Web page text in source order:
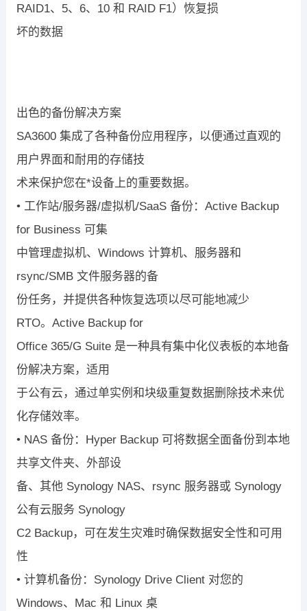
RAID1、 5、 6、 10 和 RAID F1）恢复损
坏的数据
出色的备份解决方案
SA3600 集成了各种备份应用程序，以便通过直观的
用户界面和耐用的存储技
术来保护您在*设备上的重要数据。
• 工作站/服务器/虚拟机/SaaS 备份： Active Backup
for Business 可集
中管理虚拟机、 Windows 计算机、服务器和
rsync/SMB 文件服务器的备
份任务，并提供各种恢复选项以尽可能地减少
RTO。 Active Backup for
Office 365/G Suite 是一种具有集中化仪表板的本地备
份解决方案，适用
于公有云，通过单实例和块级重复数据删除技术来优
化存储效率。
• NAS 备份： Hyper Backup 可将数据全面备份到本地
共享文件夹、外部设
备、其他 Synology NAS、 rsync 服务器或 Synology
公有云服务 Synology
C2 Backup，可在发生灾难时确保数据安全性和可用
性
• 计算机备份： Synology Drive Client 对您的
Windows、 Mac 和 Linux 桌